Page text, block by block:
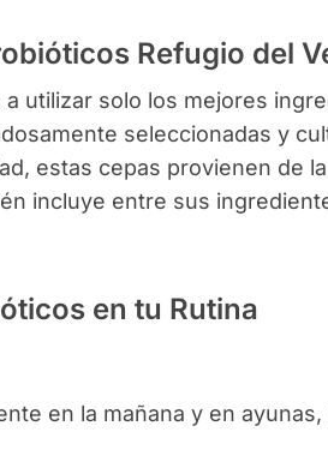
Refugio del
utilizar solo los mejores
seleccionadas y
estas cepas provienen de
incluye entre sus
en tu Rutina
en la mañana y en